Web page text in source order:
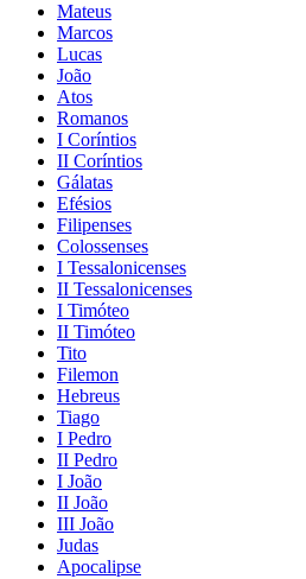
Mateus
Marcos
Lucas
João
Atos
Romanos
I Coríntios
II Coríntios
Gálatas
Efésios
Filipenses
Colossenses
I Tessalonicenses
II Tessalonicenses
I Timóteo
II Timóteo
Tito
Filemon
Hebreus
Tiago
I Pedro
II Pedro
I João
II João
III João
Judas
Apocalipse